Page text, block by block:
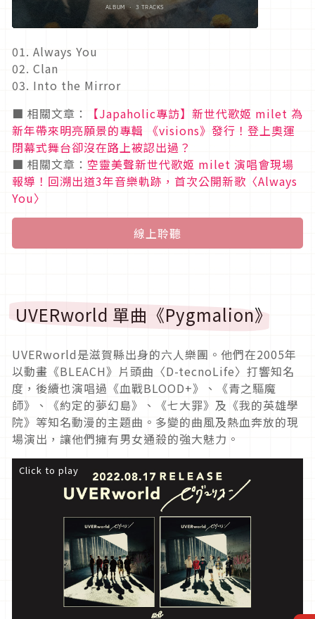
01. Always You
02. Clan
03. Into the Mirror
■ 相關文章：
【Japaholic專訪】新世代歌姬 milet 為
新年帶來明亮願景的專輯 《visions》發行！登上奧運
閉幕式舞台卻沒在路上被認出過？
■ 相關文章： 空靈美聲新世代歌姬 milet 演唱會現場
報導！回溯出道3年音樂軌跡，首次公開新歌〈Always
You〉
線上聆聽
UVERworld 單曲《Pygmalion》
UVERworld是滋賀縣出身的六人樂團。他們在2005年
以動畫《BLEACH》片頭曲〈D-tecnoLife〉打響知名
度，後續也演唱過《血戰BLOOD+》、《青之驅魔
師》、《約定的夢幻島》、《七大罪》及《我的英雄學
院》等知名動漫的主題曲。多變的曲風及熱血奔放的現
場演出，讓他們擁有男女通殺的強大魅力。
Click to play